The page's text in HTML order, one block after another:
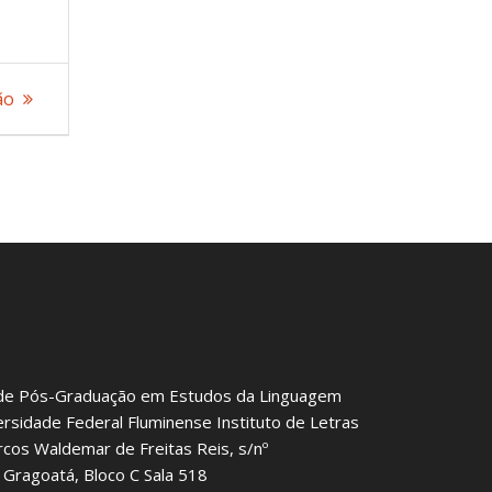
Pós-Graduação em Estudos da Linguagem
Federal Fluminense Instituto de Letras
Waldemar de Freitas Reis, s/nº
Bloco C Sala 518